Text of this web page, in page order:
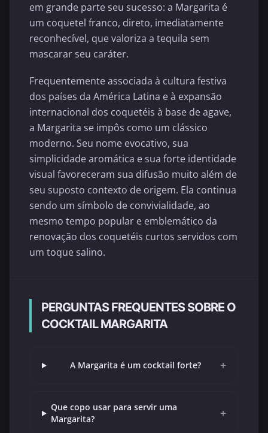
em grande parte seu sucesso: a Margarita é
um coquetel franco, direto, imediatamente
reconhecível, que valoriza a tequila sem
mascarar seu caráter.
Frequentemente associada à cultura festiva
dos países da América Latina e à expansão
internacional dos coquetéis à base de agave,
a Margarita se impôs como um clássico
moderno. Seu nome evocativo, sua
simplicidade aromática e sua forte identidade
visual favoreceram sua difusão muito além de
seu suposto contexto de origem. Ela continua
sendo um símbolo de convivialidade, ao
mesmo tempo popular e emblemático da
renovação dos coquetéis curtos servidos com
um toque salino.
PERGUNTAS FREQUENTES SOBRE O
COCKTAIL MARGARITA
A Margarita é um cocktail forte? +
Que copo usar para servir uma
Margarita?
+